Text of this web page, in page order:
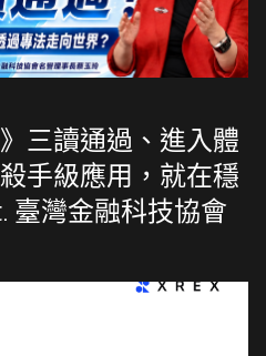
三讀通過、進入體
手級應用，就在穩
臺灣金融科技協會